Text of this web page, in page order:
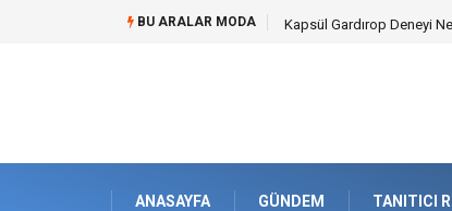
BU ARALAR MODA Ataşehir Gitar Dersi Ve
ANASAYFA GÜNDEM TANITICI